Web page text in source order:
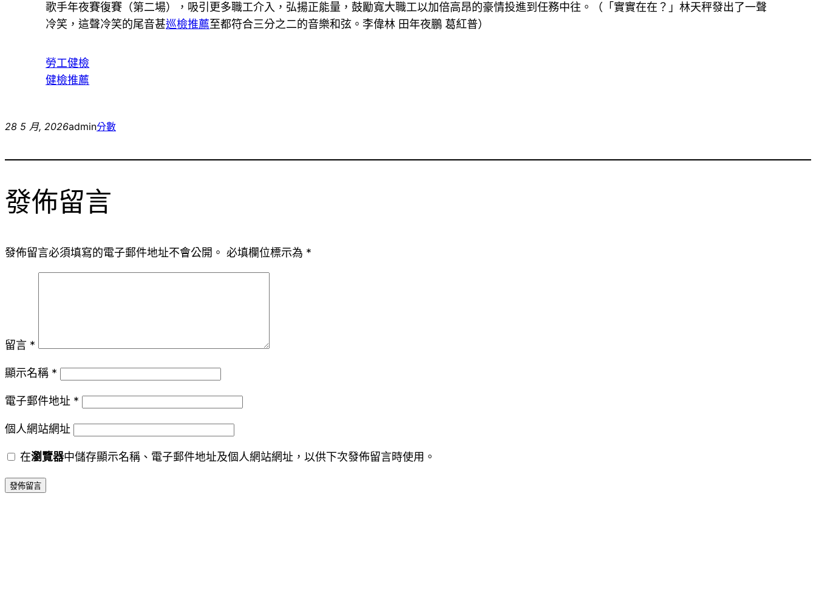
歌手年夜賽復賽（第二場），吸引更多職工介入，弘揚正能量，鼓勵寬大職工以加倍高昂的豪情投進到任務中往。（「實實在在？」林天秤發出了一聲
冷笑，這聲冷笑的尾音甚巡檢推薦至都符合三分之二的音樂和弦。李偉林 田年夜鵬 葛紅普）
勞工健檢
健檢推薦
28 5 月, 2026admin分數
發佈留言
發佈留言必須填寫的電子郵件地址不會公開。 必填欄位標示為 *
留言 *
顯示名稱 *
電子郵件地址 *
個人網站網址
在瀏覽器中儲存顯示名稱、電子郵件地址及個人網站網址，以供下次發佈留言時使用。